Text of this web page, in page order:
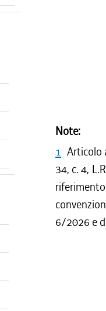
Note:
1 Articolo
34, c. 4,
6/2026 e